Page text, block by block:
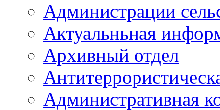
Администрации
Актуальньная
Архивный отдел
Административная